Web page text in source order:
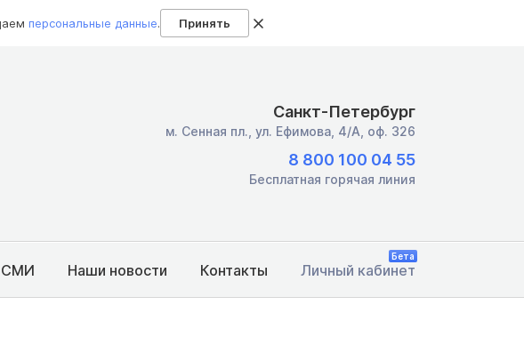
персональные данные. Принять
Санкт-Петербург
м. Сенная пл., ул. Ефимова, 4/А, оф. 326
8 800 100 04 55
Бесплатная горячая линия
СМИ Наши новости Контакты Личный кабинет
Бета